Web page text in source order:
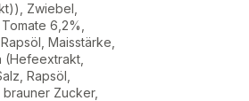
Zwiebel,
6,2%,
Maisstärke,
(Hefeextrakt,
Rapsöl,
Zucker,